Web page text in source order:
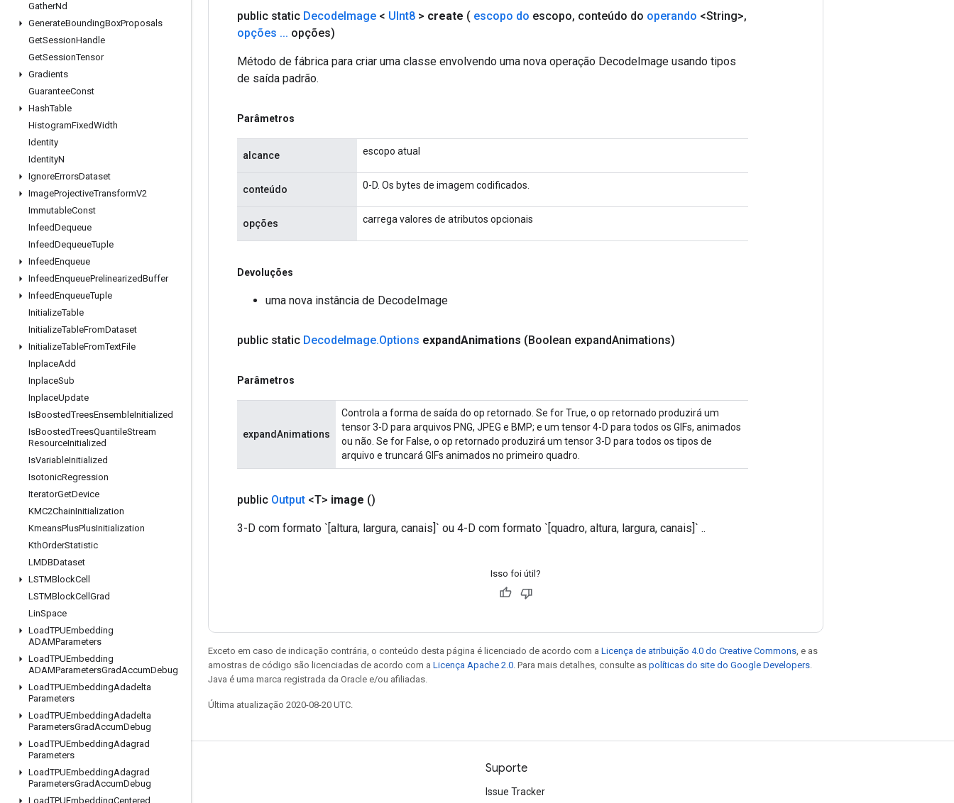
GatherNd
GenerateBoundingBoxProposals
GetSessionHandle
GetSessionTensor
Gradients
GuaranteeConst
HashTable
HistogramFixedWidth
Identity
IdentityN
IgnoreErrorsDataset
ImageProjectiveTransformV2
ImmutableConst
InfeedDequeue
InfeedDequeueTuple
InfeedEnqueue
InfeedEnqueuePrelinearizedBuffer
InfeedEnqueueTuple
InitializeTable
InitializeTableFromDataset
InitializeTableFromTextFile
InplaceAdd
InplaceSub
InplaceUpdate
IsBoostedTreesEnsembleInitialized
IsBoostedTreesQuantileStream
ResourceInitialized
IsVariableInitialized
IsotonicRegression
IteratorGetDevice
KMC2ChainInitialization
KmeansPlusPlusInitialization
KthOrderStatistic
LMDBDataset
LSTMBlockCell
LSTMBlockCell Grad
LinSpace
LoadTPUEmbedding
ADAMParameters
LoadTPUEmbedding
ADAMParametersGradAccumDebug
LoadTPUEmbeddingAdadelta
Parameters
LoadTPUEmbeddingAdadelta
ParametersGradAccumDebug
LoadTPUEmbeddingAdagrad
Parameters
LoadTPUEmbeddingAdagrad
ParametersGradAccumDebug
LoadTPUEmbeddingCentered
public static DecodeImage < UInt8 > create ( escopo do escopo, conteúdo do operando <String>,
opções ... opções)
Método de fábrica para criar uma classe envolvendo uma nova operação DecodeImage usando tipos
de saída padrão.
Parâmetros
alcance escopo atual
conteúdo 0-D. Os bytes de imagem codificados.
opções carrega valores de atributos opcionais
Devoluções
uma nova instância de DecodeImage
public static DecodeImage.Options expandAnimations (Boolean expandAnimations)
Parâmetros
expandAnimations
Controla a forma de saída do op retornado. Se for True, o op retornado produzirá um
tensor 3-D para arquivos PNG, JPEG e BMP; e um tensor 4-D para todos os GIFs, animados
ou não. Se for False, o op retornado produzirá um tensor 3-D para todos os tipos de
arquivo e truncará GIFs animados no primeiro quadro.
public Output <T> image ()
3-D com formato `[altura, largura, canais]` ou 4-D com formato `[quadro, altura, largura, canais]` ..
Isso foi útil?
Exceto em caso de indicação contrária, o conteúdo desta página é licenciado de acordo com a Licença de atribuição 4.0 do Creative Commons , e as
amostras de código são licenciadas de acordo com a Licença Apache 2.0 . Para mais detalhes, consulte as políticas do site do Google Developers
Java é uma marca registrada da Oracle e/ou afiliadas.
Última atualização 2020-08-20 UTC.
Permanecer conectado Suporte
Issue Tracker